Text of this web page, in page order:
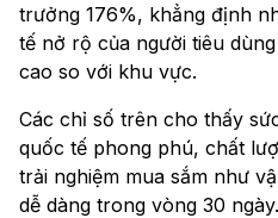
trưởng 176%, khẳng định
tế nở rộ của người tiêu
cao so với khu vực.
Các chỉ số trên cho thấy
quốc tế phong phú, chất
trải nghiệm mua sắm như
dễ dàng trong vòng 30 ngày.